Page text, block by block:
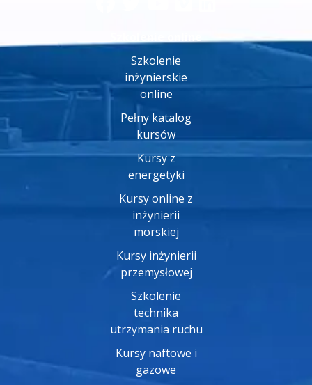
Szkolenie online
Szkolenie
inżynierskie
online
Pełny katalog
kursów
Kursy z
energetyki
Kursy online z
inżynierii
morskiej
Kursy inżynierii
przemysłowej
Szkolenie
technika
utrzymania ruchu
Kursy naftowe i
gazowe